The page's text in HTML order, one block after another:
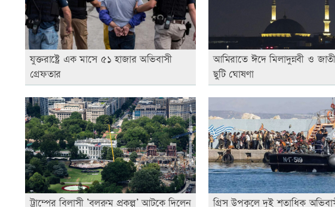
যুক্তরাষ্ট্রে এক মাসে ৫১ হাজার অভিবাসী
গ্রেফতার
আমিরাতে ঈদে মিলাদুন্নবী ও
ছুটি ঘোষণা
ট্রাম্পের বিলাসী ’বলরুম প্রকল্প’ আটকে দিলেন গ্রিস উপকূলে দুই শতাধিক